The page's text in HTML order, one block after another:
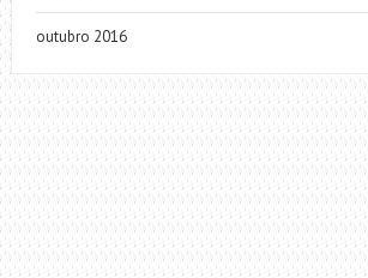
outubro 2016